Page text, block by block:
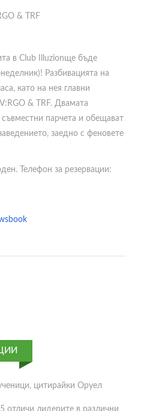
в Club Illuzionще бъде
Разбивацията на
като на нея главни
& TRF. Двамата
парчета и обещават
заедно с феновете
Телефон за резервации:
цитирайки Оруел
отличи лидерите в различни